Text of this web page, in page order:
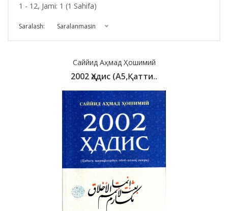
1 - 12, Jami: 1 (1 Sahifa)
Saralash: Saralanmasin
Саййид Аҳмад Ҳошимий
2002 Ҳадис (A5,қатти..